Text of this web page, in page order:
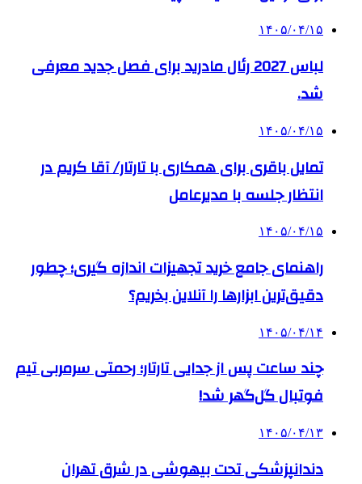
۱۴۰۵/۰۴/۱۵
لباس 2027 رئال مادرید برای فصل جدید معرفی
شد.
۱۴۰۵/۰۴/۱۵
تمایل باقری برای همکاری با تارتار/ آقا کریم در
انتظار جلسه با مدیرعامل
۱۴۰۵/۰۴/۱۵
راهنمای جامع خرید تجهیزات اندازه گیری؛ چطور
دقیق‌ترین ابزارها را آنلاین بخریم؟
۱۴۰۵/۰۴/۱۴
چند ساعت پس از جدایی تارتار؛ رحمتی سرمربی تیم
فوتبال گل‌گهر شد!
۱۴۰۵/۰۴/۱۳
دندانپزشکی تحت بیهوشی در شرق تهران